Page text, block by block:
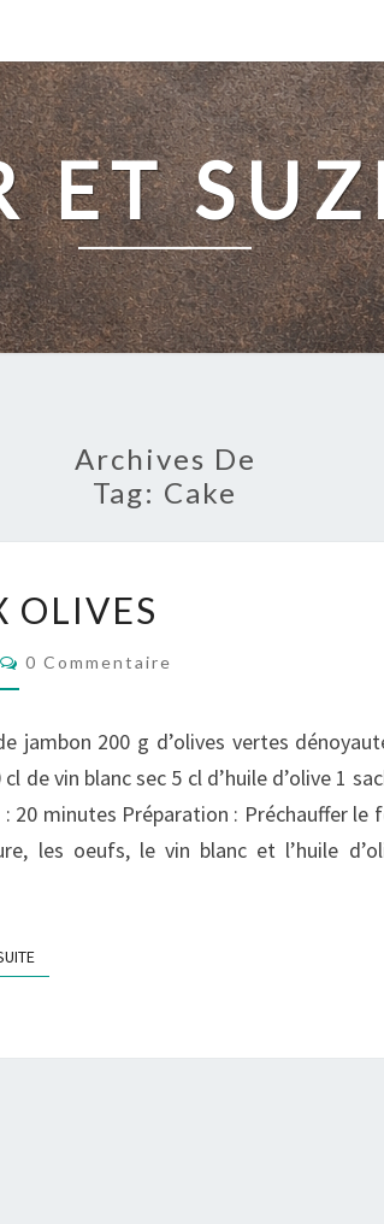
ET
Archives De
Tag: Cake
OLIVES
Commentaires
0 Commentaire
jambon 200 g d’olives vertes
de vin blanc sec 5 cl d’huile d’olive 1
20 minutes Préparation : Préchauffer le
les oeufs, le vin blanc et l’huile
LIRE LA SUITE